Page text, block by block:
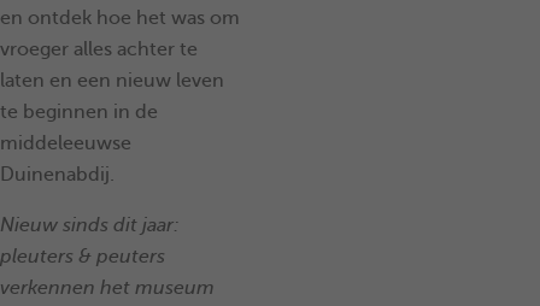
en ontdek hoe het was om
vroeger alles achter te
laten en een nieuw leven
te beginnen in de
middeleeuwse
Duinenabdij.
Nieuw sinds dit jaar:
pleuters & peuters
verkennen het museum